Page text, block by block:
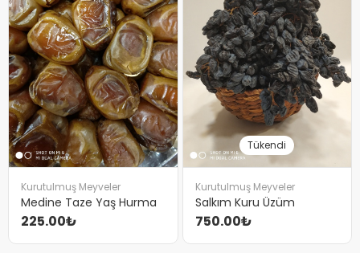
Kurutulmuş Meyveler
Medine Taze Yaş Hurma
225.00₺
Tükendi
Kurutulmuş Meyveler
Salkım Kuru Üzüm
750.00₺